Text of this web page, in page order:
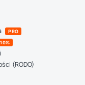
PRO
10%
(RODO)